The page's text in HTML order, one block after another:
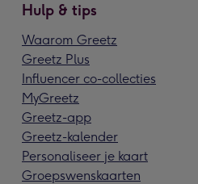
Hulp & tips
Waarom Greetz
Greetz Plus
Influencer co-collecties
MyGreetz
Greetz-app
Greetz-kalender
Personaliseer je kaart
Groepswenskaarten